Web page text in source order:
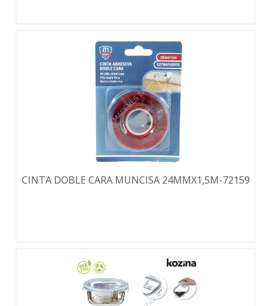
CINTA DOBLE CARA MUNCISA 24MMX1,5M-72159